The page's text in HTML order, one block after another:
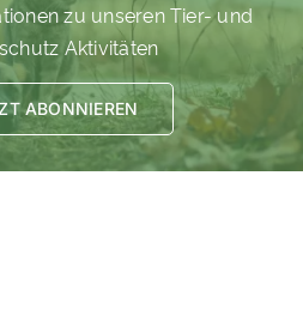
zu unseren Tier- und
Aktivitäten
ABONNIEREN